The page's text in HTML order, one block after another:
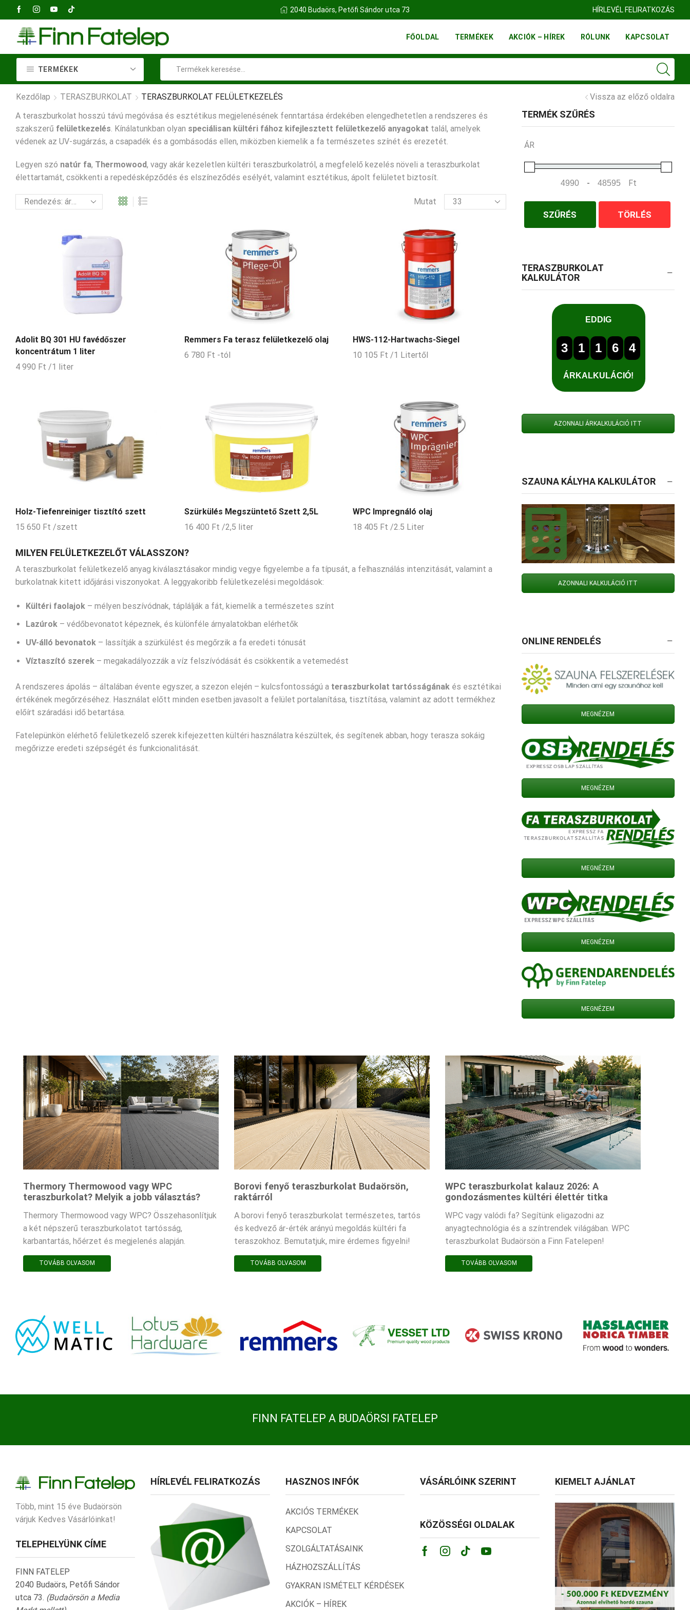
FINN FATELEP BUDAÖRS HÍRLEVÉL FELIRATKOZÁS
FŐOLDAL TERMÉKEK AKCIÓK – HÍREK RÓLUNK KAPCSOLAT
TERMÉKEK
input
Kezdőlap TERASZBURKOLAT TERASZBURKOLAT FELÜLETKEZELÉS
Vissza az előző oldalra
A teraszburkolat hosszú távú megóvása és esztétikus megjelenésének fenntartása érdekében elengedhetetlen a rendszeres és
szakszerű felületkezelés. Kínálatunkban olyan speciálisan kültéri fához kifejlesztett felületkezelő anyagokat talál, amelyek
védenek az UV-sugárzás, a csapadék és a gombásodás ellen, miközben kiemelik a fa természetes színét és erezetét.
Legyen szó natúr fa, Thermowood, vagy akár kezeletlen kültéri teraszburkolatról, a megfelelő kezelés növeli a teraszburkolat
élettartamát, csökkenti a repedésképződés és elszíneződés esélyét, valamint esztétikus, ápolt felületet biztosít.
Mutat
termék
per
Adolit BQ 301 HU favédőszer
koncentrátum 1 liter
4 990 Ft /1 liter
Remmers Fa terasz felületkezelő olaj
6 780 Ft -tól
HWS-112-Hartwachs-Siegel
10 105 Ft /1 Litertől
Holz-Tiefenreiniger tisztító szett
15 650 Ft /szett
Szürkülés Megszüntető Szett 2,5L
16 400 Ft /2,5 liter
WPC Impregnáló olaj
18 405 Ft /2.5 Liter
MILYEN FELÜLETKEZELŐT VÁLASSZON?
A teraszburkolat felületkezelő anyag kiválasztásakor mindig vegye figyelembe a fa típusát, a felhasználás intenzitását, valamint a
burkolatnak kitett időjárási viszonyokat. A leggyakoribb felületkezelési megoldások:
Kültéri faolajok – mélyen beszívódnak, táplálják a fát, kiemelik a természetes színt
Lazúrok – védőbevonatot képeznek, és különféle árnyalatokban elérhetők
UV-álló bevonatok – lassítják a szürkülést és megőrzik a fa eredeti tónusát
Víztaszító szerek – megakadályozzák a víz felszívódását és csökkentik a vetemedést
A rendszeres ápolás – általában évente egyszer, a szezon elején – kulcsfontosságú a teraszburkolat tartósságának és esztétikai
értékének megőrzéséhez. Használat előtt minden esetben javasolt a felület portalanítása, tisztítása, valamint az adott termékhez
előírt száradási idő betartása.
Fatelepünkön elérhető felületkezelő szerek kifejezetten kültéri használatra készültek, és segítenek abban, hogy terasza sokáig
megőrizze eredeti szépségét és funkcionalitását.
TERMÉK SZŰRÉS
ÁR
Minimum Price
-
Maximum Price
Ft
SZŰRÉS TÖRLÉS
TERASZBURKOLAT
KALKULÁTOR
AZONNALI ÁRKALKULÁCIÓ ITT
SZAUNA KÁLYHA KALKULÁTOR
AZONNALI KALKULÁCIÓ ITT
ONLINE RENDELÉS
MEGNÉZEM
MEGNÉZEM
MEGNÉZEM
MEGNÉZEM
MEGNÉZEM
Thermory Thermowood vagy WPC
teraszburkolat? Melyik a jobb választás?
Thermory Thermowood vagy WPC? Összehasonlítjuk
a két népszerű teraszburkolatot tartósság,
karbantartás, hőérzet és megjelenés alapján.
TOVÁBB OLVASOM
Borovi fenyő teraszburkolat Budaörsön,
raktárról
A borovi fenyő teraszburkolat természetes, tartós
és kedvező ár-érték arányú megoldás kültéri fa
teraszokhoz. Bemutatjuk, mire érdemes figyelni!
TOVÁBB OLVASOM
WPC teraszburkolat kalauz 2026: A
gondozásmentes kültéri élettér titka
WPC vagy valódi fa? Segítünk eligazodni az
anyagtechnológia és a színtrendek világában. WPC
teraszburkolat Budaörsön a Finn Fatelepen!
TOVÁBB OLVASOM
FINN FATELEP A BUDAÖRSI FATELEP
Több, mint 15 éve Budaörsön
várjuk Kedves Vásárlóinkat!
TELEPHELYÜNK CÍME
FINN FATELEP
2040 Budaörs, Petőfi Sándor
utca 73. (Budaörsön a Media
HÍRLEVÉL FELIRATKOZÁS HASZNOS INFÓK
AKCIÓS TERMÉKEK
KAPCSOLAT
SZOLGÁLTATÁSAINK
HÁZHOZSZÁLLÍTÁS
GYAKRAN ISMÉTELT KÉRDÉSEK
AKCIÓK – HÍREK
VÁSÁRLÓINK SZERINT
KÖZÖSSÉGI OLDALAK
Facebook
Instagram
Tik- Youtube
KIEMELT AJÁNLAT